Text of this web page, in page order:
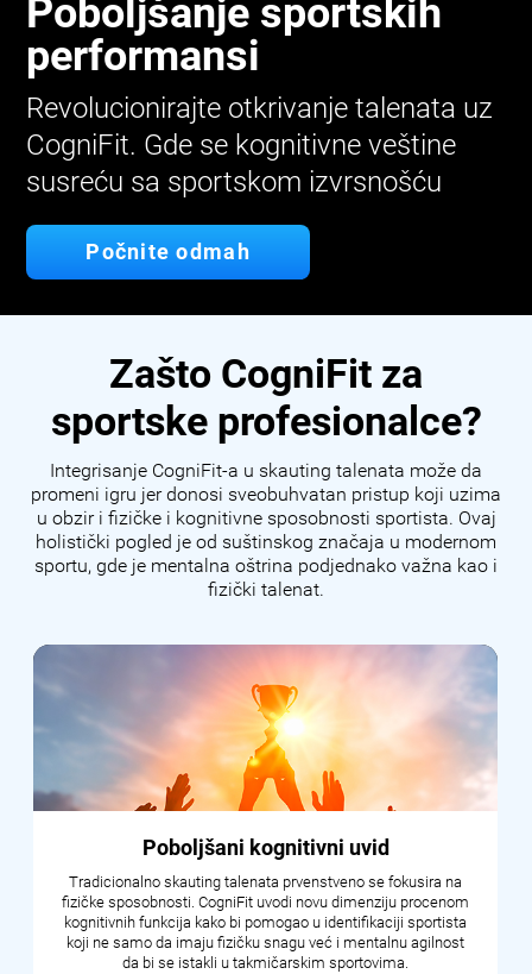
Poboljšanje sportskih
performansi
Revolucionirajte otkrivanje talenata uz
CogniFit. Gde se kognitivne veštine
susreću sa sportskom izvrsnošću
Počnite odmah
Zašto CogniFit za
sportske profesionalce?
Integrisanje CogniFit-a u skauting talenata može da
promeni igru jer donosi sveobuhvatan pristup koji uzima
u obzir i fizičke i kognitivne sposobnosti sportista. Ovaj
holistički pogled je od suštinskog značaja u modernom
sportu, gde je mentalna oštrina podjednako važna kao i
fizički talenat.
Poboljšani kognitivni uvid
Tradicionalno skauting talenata prvenstveno se fokusira na
fizičke sposobnosti. CogniFit uvodi novu dimenziju procenom
kognitivnih funkcija kako bi pomogao u identifikaciji sportista
koji ne samo da imaju fizičku snagu već i mentalnu agilnost
da bi se istakli u takmičarskim sportovima.